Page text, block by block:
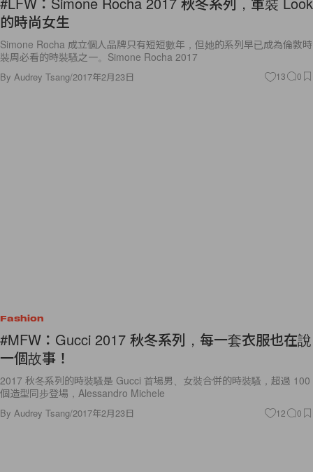
的時尚女生
Simone Rocha 成立個人品牌只有短短數年，但她的系列早已成為倫敦時
裝周必看的時裝騷之一。Simone Rocha 2017
By Audrey Tsang/2017年2月23日 13 0
Fashion
#MFW：Gucci 2017 秋冬系列，每一套衣服也在說
一個故事！
2017 秋冬系列的時裝騷是 Gucci 首場男、女裝合併的時裝騷，超過 100
個造型同步登場，Alessandro Michele
By Audrey Tsang/2017年2月23日 12 0